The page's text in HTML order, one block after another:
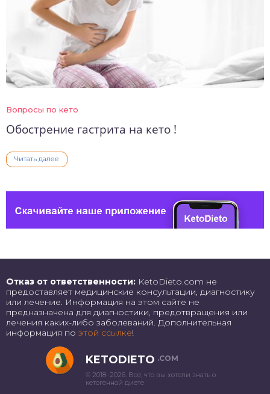
Вопросы по кето
Обострение гастрита на кето !
Читать далее
Отказ от ответственности: KetoDieto.com не
предоставляет медицинские консультации, диагностику
или лечение. Информация на этом сайте не
предназначена для диагностики, предотвращения или
лечения каких-либо заболеваний. Дополнительная
информация по этой ссылке!
KETODIETO .COM
© 2018–2026. Все, что вы хотели знать о
кетогенной диете